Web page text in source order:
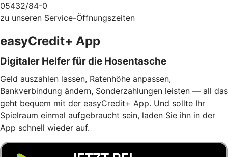
05432/84-0
zu unseren Service-Öffnungszeiten
easyCredit+ App
Digitaler Helfer für die Hosentasche
Geld auszahlen lassen, Ratenhöhe anpassen,
Bankverbindung ändern, Sonderzahlungen leisten — all das
geht bequem mit der easyCredit+ App. Und sollte Ihr
Spielraum einmal aufgebraucht sein, laden Sie ihn in der
App schnell wieder auf.